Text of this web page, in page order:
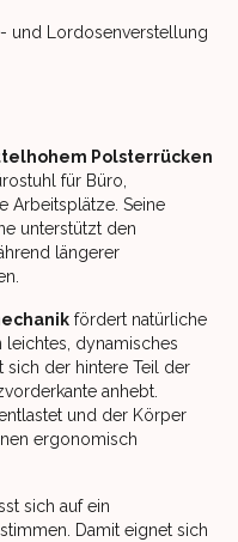
und Lordosenverstellung
Polsterrücken
für Büro,
Arbeitsplätze. Seine
unterstützt den
längerer
fördert natürliche
leichtes, dynamisches
sich der hintere Teil der
anhebt.
und der Körper
ergonomisch
sich auf ein
Damit eignet sich